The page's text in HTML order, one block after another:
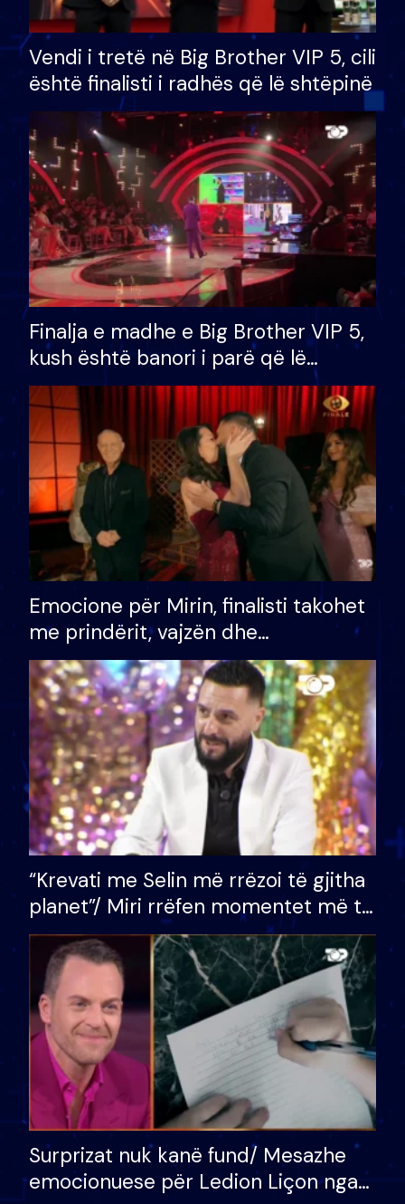
Vendi i tretë në Big Brother VIP 5, cili
është finalisti i radhës që lë shtëpinë
Finalja e madhe e Big Brother VIP 5,
kush është banori i parë që lë
shtëpinë dhe humb mundësinë për
të fituar çmimin e madh
Emocione për Mirin, finalisti takohet
me prindërit, vajzën dhe
bashkëshorten: S’kemi ndonjë letër
divorci apo jo?
“Krevati me Selin më rrëzoi të gjitha
planet”/ Miri rrëfen momentet më të
bukura në shtëpinë e BB VIP: Do më
mungojë zilja e mëngjesit kur…
Surprizat nuk kanë fund/ Mesazhe
emocionuese për Ledion Liçon nga